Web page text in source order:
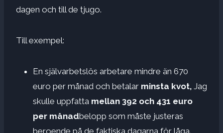
dagen och till de tjugo.
Till exempel:
En självarbetslös arbetare mindre än 670
euro per månad och betalar minsta kvot, Jag
skulle uppfatta mellan 392 och 431 euro
per månadbelopp som måste justeras
beroende på de faktiska dagarna för låga.